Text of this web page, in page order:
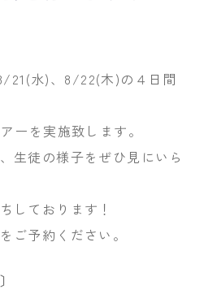
水)、8/22(木)の４日間
ーを実施致します。
生徒の様子をぜひ見にいら
しております！
ご予約ください。